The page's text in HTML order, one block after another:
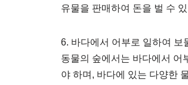
유물을 판매하여 돈을 벌 수
6. 바다에서 어부로 일하여 보
동물의 숲에서는 바다에서 어
야 하며, 바다에 있는 다양한